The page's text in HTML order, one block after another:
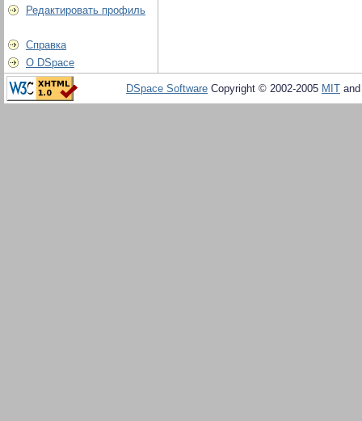
Редактировать профиль
Справка
О DSpace
DSpace Software Copyright © 2002-2005 MIT